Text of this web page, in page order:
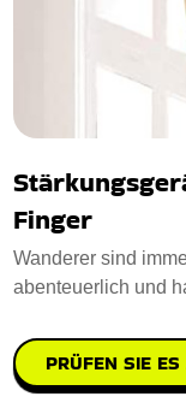
Finger
Wanderer sind
abenteuerlich und
PRÜFEN SIE